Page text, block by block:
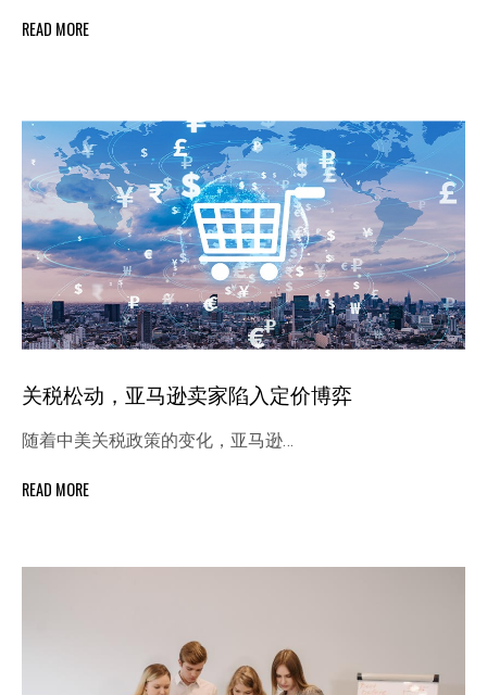
READ MORE
关税松动，亚马逊卖家陷入定价博弈
随着中美关税政策的变化，亚马逊…
READ MORE